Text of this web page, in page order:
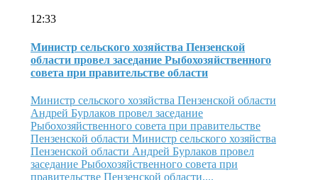
12:33
Министр сельского хозяйства Пензенской
области провел заседание Рыбохозяйственного
совета при правительстве области
Министр сельского хозяйства Пензенской области
Андрей Бурлаков провел заседание
Рыбохозяйственного совета при правительстве
Пензенской области Министр сельского хозяйства
Пензенской области Андрей Бурлаков провел
заседание Рыбохозяйственного совета при
правительстве Пензенской области....